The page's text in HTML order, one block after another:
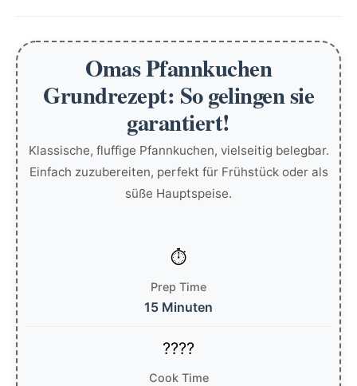
Omas Pfannkuchen
Grundrezept: So gelingen sie
garantiert!
Klassische, fluffige Pfannkuchen, vielseitig belegbar.
Einfach zuzubereiten, perfekt für Frühstück oder als
süße Hauptspeise.
Prep Time
15 Minuten
Cook Time